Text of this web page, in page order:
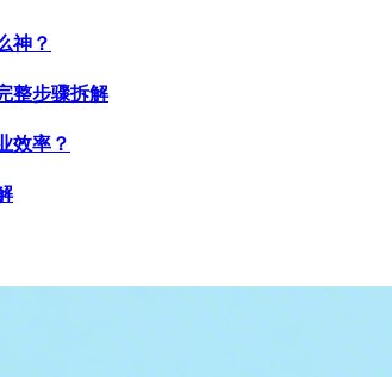
神？
整步骤拆解
效率？